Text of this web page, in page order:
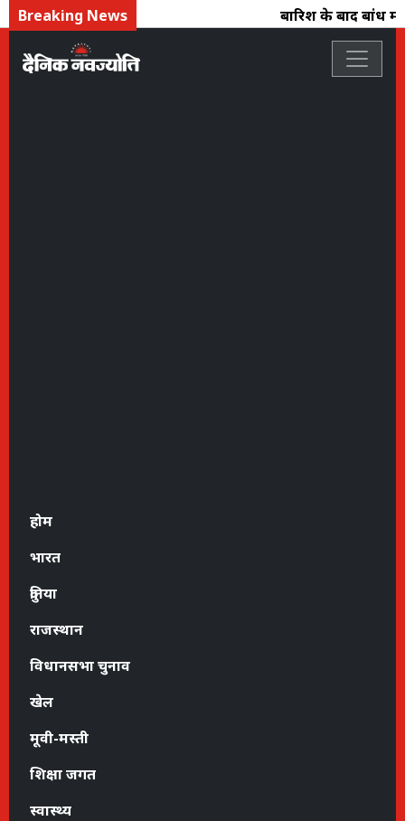
Breaking News बारिश के बाद बांध
होम
भारत
दुनिया
राजस्थान
विधानसभा चुनाव
खेल
मूवी-मस्ती
शिक्षा जगत
स्वास्थ्य